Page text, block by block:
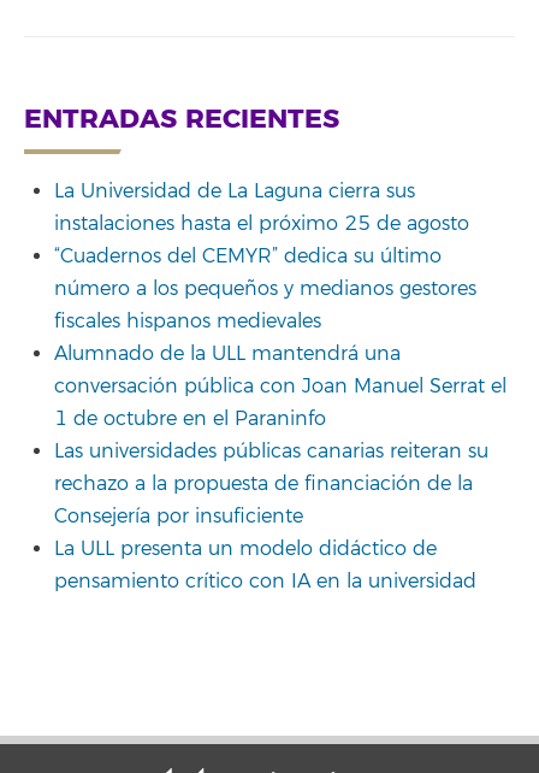
ENTRADAS RECIENTES
La Universidad de La Laguna cierra sus
instalaciones hasta el próximo 25 de agosto
“Cuadernos del CEMYR” dedica su último
número a los pequeños y medianos gestores
fiscales hispanos medievales
Alumnado de la ULL mantendrá una
conversación pública con Joan Manuel Serrat el
1 de octubre en el Paraninfo
Las universidades públicas canarias reiteran su
rechazo a la propuesta de financiación de la
Consejería por insuficiente
La ULL presenta un modelo didáctico de
pensamiento crítico con IA en la universidad